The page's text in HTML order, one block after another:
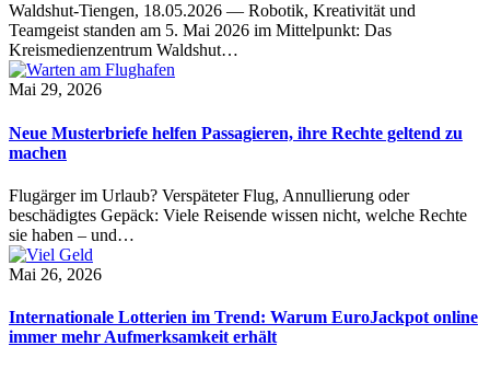
Waldshut-Tiengen, 18.05.2026 — Robotik, Kreativität und
Teamgeist standen am 5. Mai 2026 im Mittelpunkt: Das
Kreismedienzentrum Waldshut…
Mai 29, 2026
Neue Musterbriefe helfen Passagieren, ihre Rechte geltend zu
machen
Flugärger im Urlaub? Verspäteter Flug, Annullierung oder
beschädigtes Gepäck: Viele Reisende wissen nicht, welche Rechte
sie haben – und…
Mai 26, 2026
Internationale Lotterien im Trend: Warum EuroJackpot online
immer mehr Aufmerksamkeit erhält